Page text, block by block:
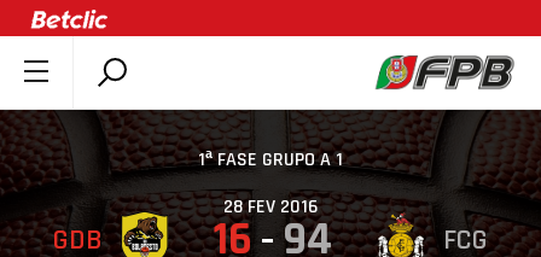
SOBRE A FPB
DOCUMENTOS
ÚLTIMAS
COMPETIÇÕES
1ª FASE GRUPO A 1
28 FEV 2016
GDB 16 94 FCG